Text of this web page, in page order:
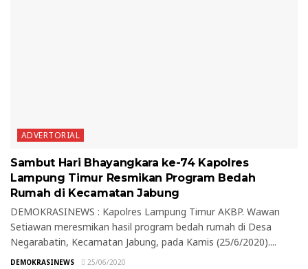
ADVERTORIAL
Sambut Hari Bhayangkara ke-74 Kapolres
Lampung Timur Resmikan Program Bedah
Rumah di Kecamatan Jabung
DEMOKRASINEWS : Kapolres Lampung Timur AKBP. Wawan
Setiawan meresmikan hasil program bedah rumah di Desa
Negarabatin, Kecamatan Jabung, pada Kamis (25/6/2020)....
DEMOKRASINEWS 25/06/2020